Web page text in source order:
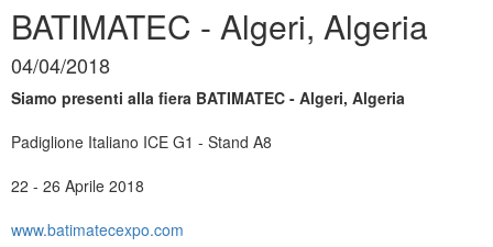
BATIMATEC - Algeri, Algeria
04/04/2018
Siamo presenti alla fiera BATIMATEC - Algeri, Algeria
Padiglione Italiano ICE G1 - Stand A8
22 - 26 Aprile 2018
www.batimatecexpo.com